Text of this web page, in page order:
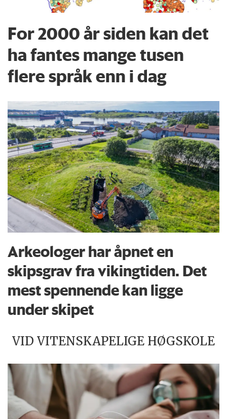
For 2000 år siden kan det
ha fantes mange tusen
flere språk enn i dag
Arkeologer har åpnet en
skipsgrav fra vikingtiden. Det
mest spennende kan ligge
under skipet
VID VITENSKAPELIGE HØGSKOLE